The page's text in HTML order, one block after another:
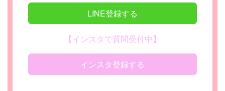
LINE登録する
【インスタで質問受付中】
インスタ登録する